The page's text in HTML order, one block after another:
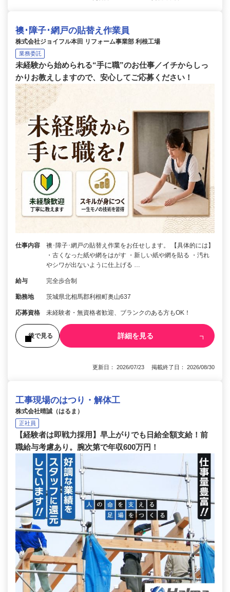
襖･障子･網戸の貼替え作業員
株式会社ジョイフル本田 リフォーム事業部 利根工場
業務委託
未経験から始められる“手に職”のお仕事／イチからしっ
かりお教えしますので、安心してご応募ください！
仕事内容
襖･障子･網戸の貼替え作業をお任せします。 【具体的には】
・古くなった紙や網をはがす ・新しい紙や網を貼る ・汚れ
やシワが出ないように仕上げる …
給与 完全歩合制
勤務地 茨城県北相馬郡利根町奥山637
応募資格 未経験者・無資格者歓迎、ブランクのある方もOK！
後で見る 詳細を見る
更新日： 2026/07/23 掲載終了日： 2026/08/30
工事現場のはつり・解体工
株式会社晴誠（はるま）
正社員
【経験者は即戦力採用】早上がりでも日給全額支給！前
職給与考慮あり。腕次第で年収600万円！